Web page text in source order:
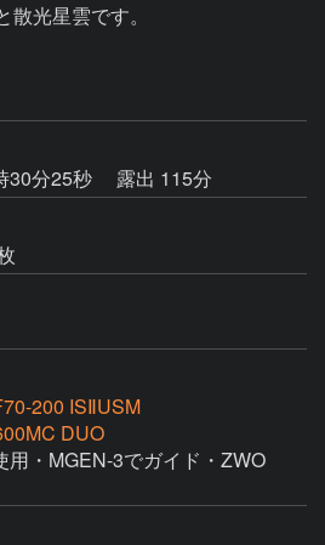
光星雲です。
30分25秒
露出 115分
200 ISⅡUSM
DUO
用・MGEN-3でガイド・ZWO